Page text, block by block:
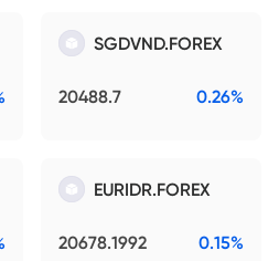
SGDVND.FOREX
20488.7 0.26%
EURIDR.FOREX
20678.1992 0.15%